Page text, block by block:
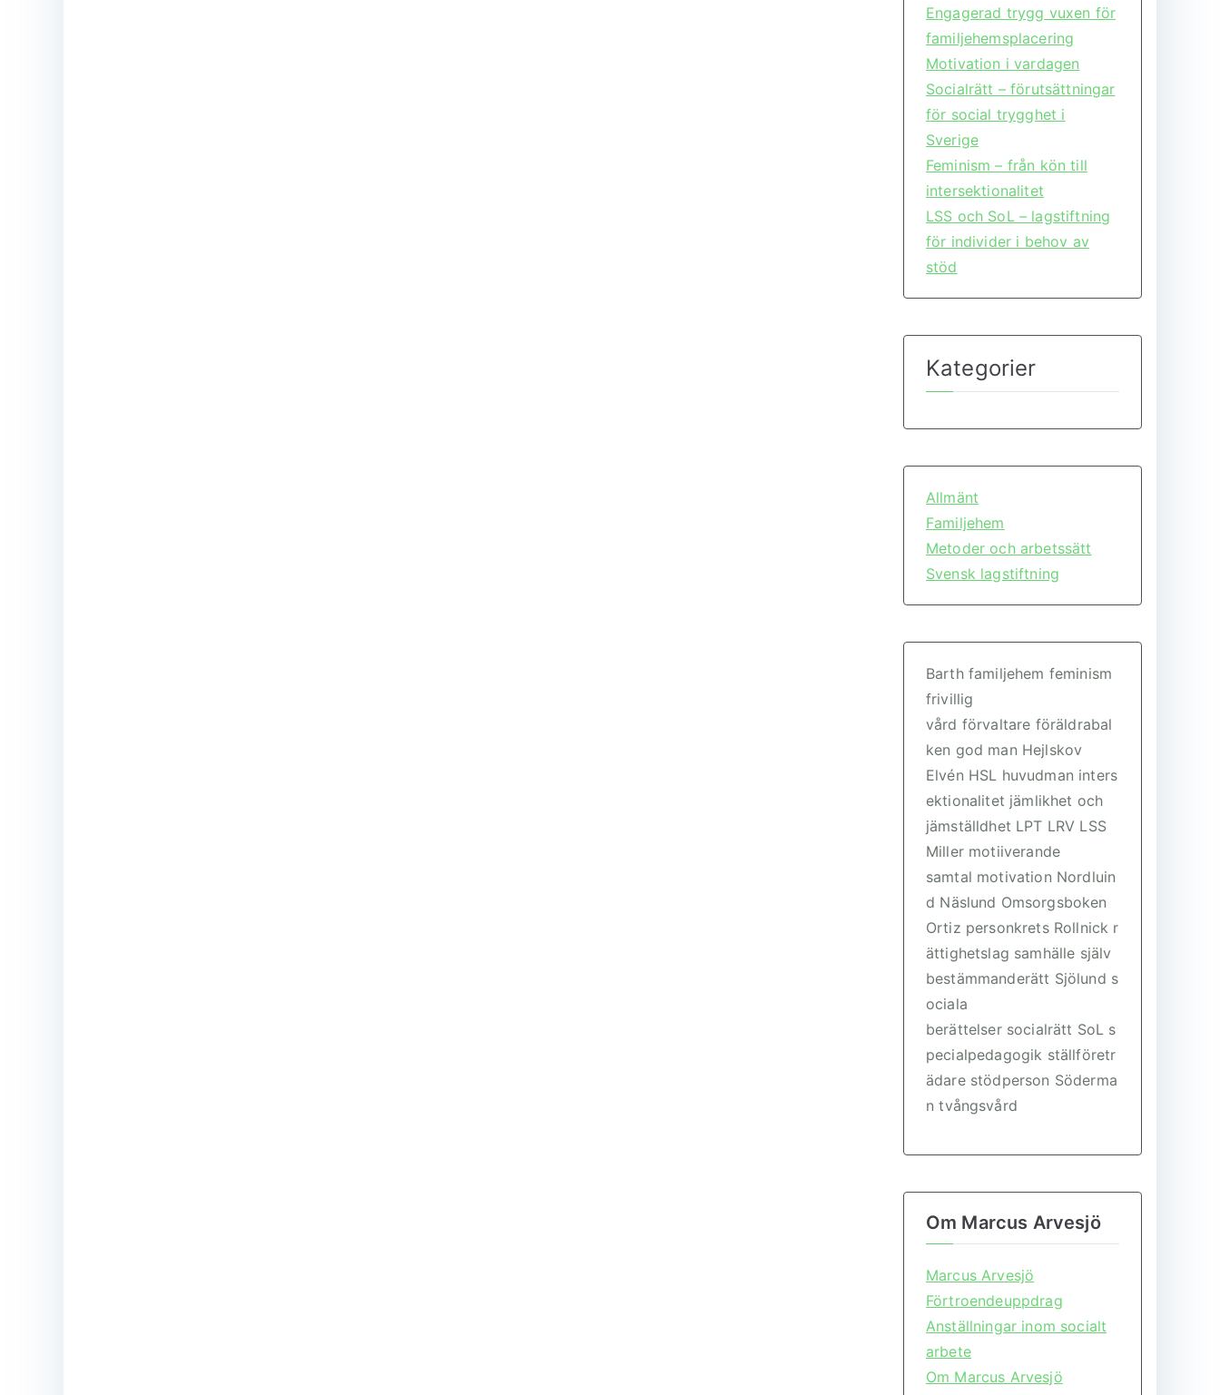
Engagerad trygg vuxen för
familjehemsplacering
Motivation i vardagen
Socialrätt – förutsättningar
för social trygghet i
Sverige
Feminism – från kön till
intersektionalitet
LSS och SoL – lagstiftning
för individer i behov av
stöd
Kategorier
Allmänt
Familjehem
Metoder och arbetssätt
Svensk lagstiftning
Barth familjehem feminism
frivillig
vård förvaltare föräldrabal
ken god man Hejlskov
Elvén HSL huvudman inters
ektionalitet jämlikhet och
jämställdhet LPT LRV LSS
Miller motiiverande
samtal motivation Nordluin
d Näslund Omsorgsboken
Ortiz personkrets Rollnick r
ättighetslag samhälle själv
bestämmanderätt Sjölund s
ociala
berättelser socialrätt SoL s
pecialpedagogik ställföretr
ädare stödperson Söderma
n tvångsvård
Om Marcus Arvesjö
Marcus Arvesjö
Förtroendeuppdrag
Anställningar inom socialt
arbete
Om Marcus Arvesjö